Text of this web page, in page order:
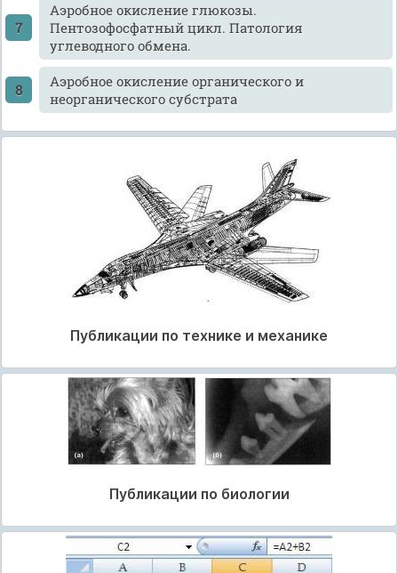
Аэробное окисление глюкозы.
Пентозофосфатный цикл. Патология
углеводного обмена.
Аэробное окисление органического и
неорганического субстрата
Публикации по технике и механике
Публикации по биологии